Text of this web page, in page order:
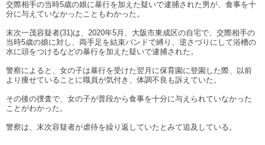
交際相手の当時5歳の娘に暴行を加えた疑いで逮捕された男が、食事を十
分に与えていなかったこともわかった。
末次一茂容疑者(31)は、2020年5月、大阪市東成区の自宅で、交際相手の
当時5歳の娘に対し、両手足を結束バンドで縛り、逆さづりにして浴槽の
水に頭をつけるなどの暴行を加えた疑いで逮捕された。
警察によると、女の子は暴行を受けた翌月に保育園に登園した際、以前
より痩せていることに職員が気付き、体調不良も訴えていた。
その後の捜査で、女の子が普段から食事を十分に与えられていなかった
ことがわかった。
警察は、末次容疑者が虐待を繰り返していたとみて追及している。